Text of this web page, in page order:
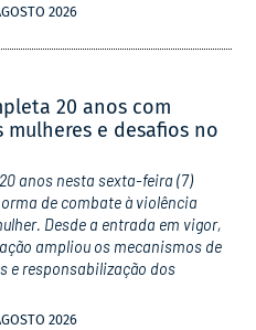
2026
20 anos com
e desafios no
anos nesta sexta-feira (7)
de combate à violência
Desde a entrada em vigor,
ampliou os mecanismos de
e responsabilização dos
2026